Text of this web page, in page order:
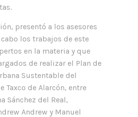
presentó a los asesores
los trabajos de este
en la materia y que
de realizar el Plan de
Sustentable del
Taxco de Alarcón, entre
Sánchez del Real,
Andrew y Manuel